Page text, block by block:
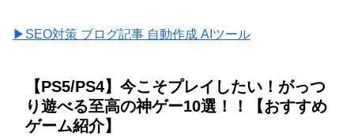
▶SEO対策 ブログ記事 自動作成 AIツール
【PS5/PS4】今こそプレイしたい！がっつ
り遊べる至高の神ゲー10選！！【おすすめ
ゲーム紹介】